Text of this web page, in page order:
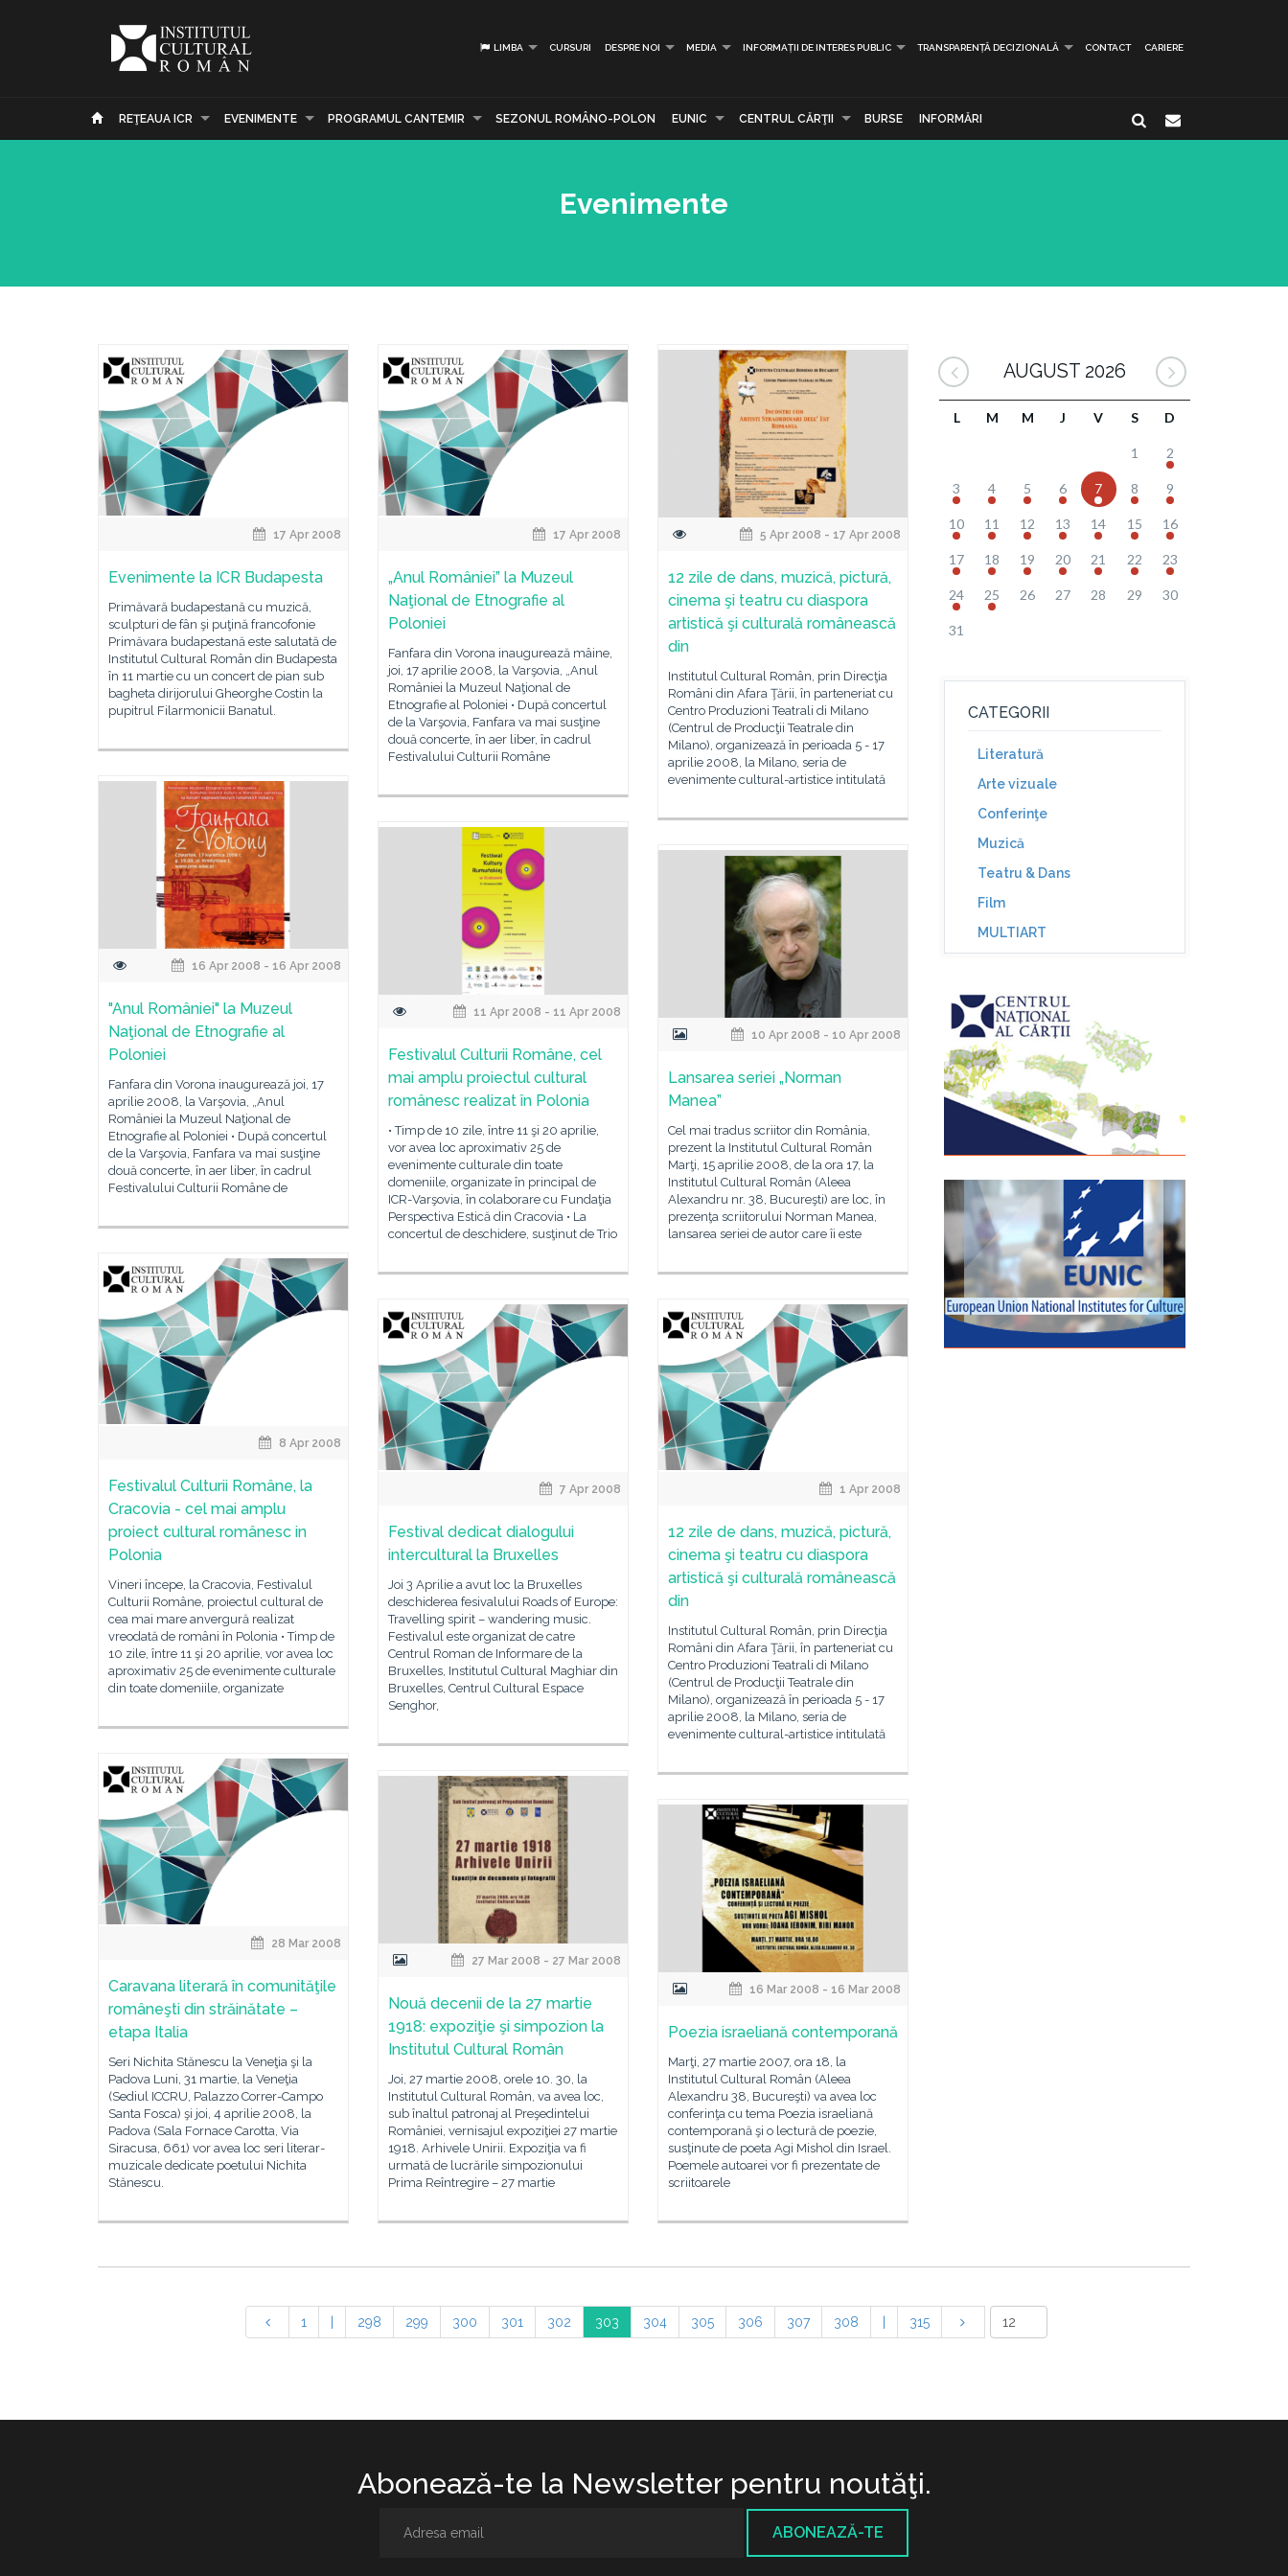
LIMBA CURSURI DESPRE NOI MEDIA INFORMAȚII DE INTERES PUBLIC TRANSPARENȚĂ DECIZIONALĂ CONTACT CARIERE
REŢEAUA ICR EVENIMENTE PROGRAMUL CANTEMIR SEZONUL ROMÂNO-POLON EUNIC CENTRUL CĂRŢII BURSE INFORMĂRI
Evenimente
17 Apr 2008
Evenimente la ICR Budapesta
Primăvară budapestană cu muzică,
sculpturi de fân şi puţină francofonie
Primăvara budapestană este salutată de
Institutul Cultural Român din Budapesta
în 11 martie cu un concert de pian sub
bagheta dirijorului Gheorghe Costin la
pupitrul Filarmonicii Banatul.
17 Apr 2008
„Anul României” la Muzeul
Naţional de Etnografie al
Poloniei
Fanfara din Vorona inaugurează mâine,
joi, 17 aprilie 2008, la Varşovia, „Anul
României la Muzeul Naţional de
Etnografie al Poloniei • După concertul
de la Varşovia, Fanfara va mai susţine
două concerte, în aer liber, în cadrul
Festivalului Culturii Române
5 Apr 2008 - 17 Apr 2008
12 zile de dans, muzică, pictură,
cinema şi teatru cu diaspora
artistică şi culturală românească
din
Institutul Cultural Român, prin Direcţia
Români din Afara Ţării, în parteneriat cu
Centro Produzioni Teatrali di Milano
(Centrul de Producţii Teatrale din
Milano), organizează în perioada 5 - 17
aprilie 2008, la Milano, seria de
evenimente cultural-artistice intitulată
16 Apr 2008 - 16 Apr 2008
"Anul României" la Muzeul
Naţional de Etnografie al
Poloniei
Fanfara din Vorona inaugurează joi, 17
aprilie 2008, la Varşovia, „Anul
României la Muzeul Naţional de
Etnografie al Poloniei • După concertul
de la Varşovia, Fanfara va mai susţine
două concerte, în aer liber, în cadrul
Festivalului Culturii Române de
11 Apr 2008 - 11 Apr 2008
Festivalul Culturii Române, cel
mai amplu proiectul cultural
românesc realizat în Polonia
• Timp de 10 zile, între 11 şi 20 aprilie,
vor avea loc aproximativ 25 de
evenimente culturale din toate
domeniile, organizate în principal de
ICR-Varşovia, în colaborare cu Fundaţia
Perspectiva Estică din Cracovia • La
concertul de deschidere, susţinut de Trio
10 Apr 2008 - 10 Apr 2008
Lansarea seriei „Norman
Manea”
Cel mai tradus scriitor din România,
prezent la Institutul Cultural Român
Marţi, 15 aprilie 2008, de la ora 17, la
Institutul Cultural Român (Aleea
Alexandru nr. 38, Bucureşti) are loc, în
prezenţa scriitorului Norman Manea,
lansarea seriei de autor care îi este
8 Apr 2008
Festivalul Culturii Române, la
Cracovia - cel mai amplu
proiect cultural românesc in
Polonia
Vineri începe, la Cracovia, Festivalul
Culturii Române, proiectul cultural de
cea mai mare anvergură realizat
vreodată de români în Polonia • Timp de
10 zile, între 11 şi 20 aprilie, vor avea loc
aproximativ 25 de evenimente culturale
din toate domeniile, organizate
7 Apr 2008
Festival dedicat dialogului
intercultural la Bruxelles
Joi 3 Aprilie a avut loc la Bruxelles
deschiderea fesivalului Roads of Europe:
Travelling spirit – wandering music.
Festivalul este organizat de catre
Centrul Roman de Informare de la
Bruxelles, Institutul Cultural Maghiar din
Bruxelles, Centrul Cultural Espace
Senghor,
1 Apr 2008
12 zile de dans, muzică, pictură,
cinema şi teatru cu diaspora
artistică şi culturală românească
din
Institutul Cultural Român, prin Direcţia
Români din Afara Ţării, în parteneriat cu
Centro Produzioni Teatrali di Milano
(Centrul de Producţii Teatrale din
Milano), organizează în perioada 5 - 17
aprilie 2008, la Milano, seria de
evenimente cultural-artistice intitulată
28 Mar 2008
Caravana literară în comunităţile
româneşti din străinătate –
etapa Italia
Seri Nichita Stănescu la Veneţia şi la
Padova Luni, 31 martie, la Veneţia
(Sediul ICCRU, Palazzo Correr-Campo
Santa Fosca) şi joi, 4 aprilie 2008, la
Padova (Sala Fornace Carotta, Via
Siracusa, 661) vor avea loc seri literar-
muzicale dedicate poetului Nichita
Stănescu.
27 Mar 2008 - 27 Mar 2008
Nouă decenii de la 27 martie
1918: expoziţie şi simpozion la
Institutul Cultural Român
Joi, 27 martie 2008, orele 10. 30, la
Institutul Cultural Român, va avea loc,
sub înaltul patronaj al Preşedintelui
României, vernisajul expoziţiei 27 martie
1918. Arhivele Unirii. Expoziţia va fi
urmată de lucrările simpozionului
Prima Reîntregire – 27 martie
16 Mar 2008 - 16 Mar 2008
Poezia israeliană contemporană
Marţi, 27 martie 2007, ora 18, la
Institutul Cultural Român (Aleea
Alexandru 38, Bucureşti) va avea loc
conferinţa cu tema Poezia israeliană
contemporană şi o lectură de poezie,
susţinute de poeta Agi Mishol din Israel.
Poemele autoarei vor fi prezentate de
scriitoarele
AUGUST 2026
L M M J V S D
1 2
3 4 5 6 7 8 9
10 11 12 13 14 15 16
17 18 19 20 21 22 23
24 25 26 27 28 29 30
31
CATEGORII
Literatură
Arte vizuale
Conferinţe
Muzică
Teatru & Dans
Film
MULTIART
1 298 299 300 301 302 303 304 305 306 307 308 315
Abonează-te la Newsletter pentru noutăţi.
ABONEAZĂ-TE